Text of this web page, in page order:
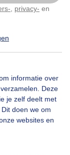
privacy- en
informatie over
Deze
je zelf deelt met
doen we om
websites en